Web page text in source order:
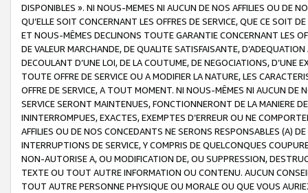
DISPONIBLES ». NI NOUS-MEMES NI AUCUN DE NOS AFFILIES OU DE
QU’ELLE SOIT CONCERNANT LES OFFRES DE SERVICE, QUE CE SOIT
ET NOUS-MÊMES DECLINONS TOUTE GARANTIE CONCERNANT LES
DE VALEUR MARCHANDE, DE QUALITE SATISFAISANTE,
DECOULANT D’UNE LOI, DE LA COUTUME, DE NEGOCIATIONS, D’UNE
TOUTE OFFRE DE SERVICE OU A MODIFIER LA NATURE, LES
OFFRE DE SERVICE, A TOUT MOMENT. NI NOUS-MÊMES NI AUCUN DE
SERVICE SERONT MAINTENUES, FONCTIONNERONT DE LA MANIERE
ININTERROMPUES, EXACTES, EXEMPTES D’ERREUR OU NE
AFFILIES OU DE NOS CONCEDANTS NE SERONS RESPONSABLES (A)
INTERRUPTIONS DE SERVICE, Y COMPRIS DE QUELCONQUES
NON-AUTORISE A, OU MODIFICATION DE, OU SUPPRESSION,
TEXTE OU TOUT AUTRE INFORMATION OU CONTENU. AUCUN
TOUT AUTRE PERSONNE PHYSIQUE OU MORALE OU QUE VOUS